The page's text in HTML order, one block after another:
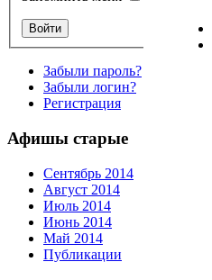
Забыли пароль?
Забыли логин?
Регистрация
Афишы старые
Сентябрь 2014
Август 2014
Июль 2014
Июнь 2014
Май 2014
Публикации